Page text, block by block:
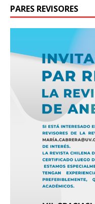
PARES REVISORES